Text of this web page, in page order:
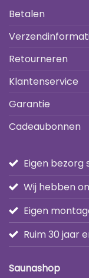
Betalen
Retourneren
Klantenservice
Garantie
Cadeaubonnen
Eigen bezorg
Wij hebben
Eigen
Ruim 30 jaar
Saunashop